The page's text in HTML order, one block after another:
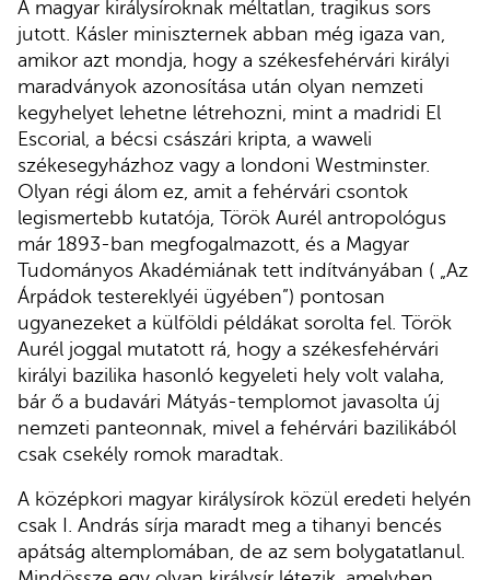
A magyar királysíroknak méltatlan, tragikus sors
jutott. Kásler miniszternek abban még igaza van,
amikor azt mondja, hogy a székesfehérvári királyi
maradványok azonosítása után olyan nemzeti
kegyhelyet lehetne létrehozni, mint a madridi El
Escorial, a bécsi császári kripta, a waweli
székesegyházhoz vagy a londoni Westminster.
Olyan régi álom ez, amit a fehérvári csontok
legismertebb kutatója, Török Aurél antropológus
már 1893-ban megfogalmazott, és a Magyar
Tudományos Akadémiának tett indítványában ( „Az
Árpádok testereklyéi ügyében”) pontosan
ugyanezeket a külföldi példákat sorolta fel. Török
Aurél joggal mutatott rá, hogy a székesfehérvári
királyi bazilika hasonló kegyeleti hely volt valaha,
bár ő a budavári Mátyás-templomot javasolta új
nemzeti panteonnak, mivel a fehérvári bazilikából
csak csekély romok maradtak.
A középkori magyar királysírok közül eredeti helyén
csak I. András sírja maradt meg a tihanyi bencés
apátság altemplomában, de az sem bolygatatlanul.